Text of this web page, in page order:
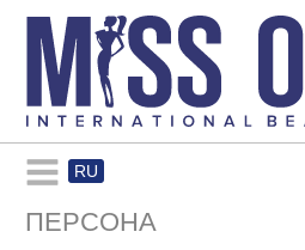
RU
Rules and regulations
ПЕРСОНА